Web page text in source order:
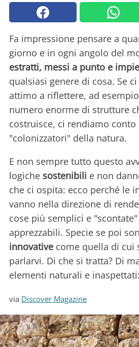
Fa impressione pensare a
giorno e in ogni angolo del
estratti, messi a punto e
qualsiasi genere di cosa. Se
attimo a riflettere, ad
numero enorme di strutture
costruisce, ci rendiamo conto
"colonizzatori" della natura.
E non sempre tutto questo
logiche sostenibili e non
che ci ospita: ecco perché le
vanno nella direzione di
cose più semplici e
apprezzabili. Specie se poi
innovative come quella di cui
parlarvi. Di che si tratta? Di
elementi naturali e
via Discover Magazine